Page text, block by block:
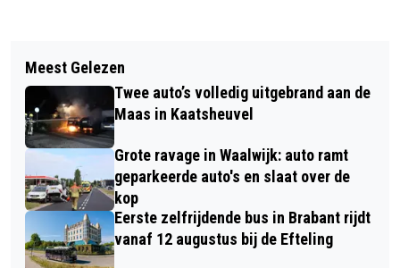
STAKING OPENBAAR VERVOER 11
SEPTEMBER
OPEN MONUMENTENDAG 2024
Meest Gelezen
Twee auto’s volledig uitgebrand aan de
Maas in Kaatsheuvel
Grote ravage in Waalwijk: auto ramt
geparkeerde auto's en slaat over de
kop
Eerste zelfrijdende bus in Brabant rijdt
vanaf 12 augustus bij de Efteling